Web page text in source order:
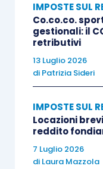
5/E/2013).
Il reddito
società
fabbricato)
commerciali,
a norma dell’
assumendo il
IMPOSTE SUL
Co.co.co.
gestionali: il
retributivi
13 Luglio 2026
di Patrizia Sideri
IMPOSTE SUL
Locazioni
reddito
7 Luglio 2026
di Laura Mazzola